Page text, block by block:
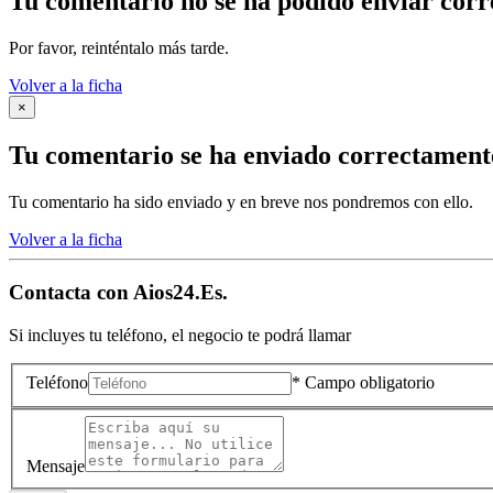
Por favor, reinténtalo más tarde.
Volver a la ficha
×
Tu comentario se ha enviado
Tu comentario ha sido enviado y en breve nos pondremos con ello.
Volver a la ficha
Contacta conAios24.Es.
Si incluyes tu teléfono, el negocio te podrá llamar
Teléfono * Campo obligatorio
Mensaje